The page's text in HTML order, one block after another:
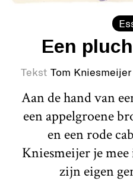
Een
Tekst Tom Kniesmeijer
Aan de hand van
een appelgroene
en een rode
Kniesmeijer je
zijn eigen